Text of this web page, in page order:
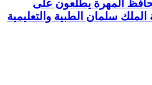
المهرة يطّلعون على
الملك سلمان الطبية والتعليمية